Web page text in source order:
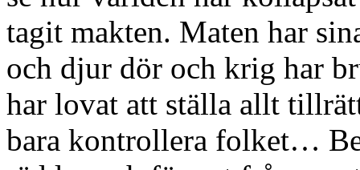
tagit makten. Maten har
och djur dör och krig har
har lovat att ställa allt
bara kontrollera folket…